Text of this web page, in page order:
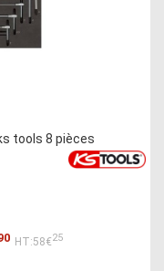
tools 8 pièces
HT:58€25